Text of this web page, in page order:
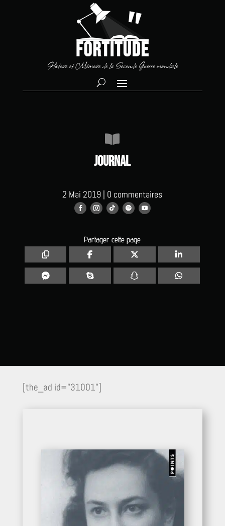
Histoire et Mémoire de la Seconde Guerre mondiale

Journal
2 Mai 2019 | 0 commentaires
Partager cette page
[the_ad id="31001"]